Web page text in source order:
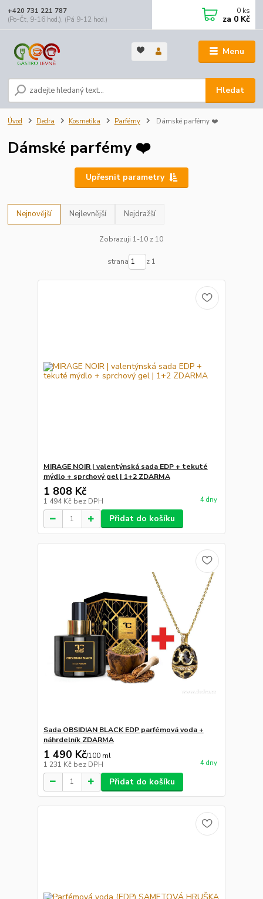
Menu
Hledat
+420 731 221 787
(Po-Čt, 9-16 hod.), (Pá 9-12 hod.)
0 ks
za 0 Kč
Úvod Dedra Kosmetika Parfémy Dámské parfémy ❤️
Dámské parfémy ❤️
Upřesnit parametry
Nejnovější Nejlevnější Nejdražší
Zobrazuji 1-10 z 10
strana z 1
MIRAGE NOIR | valentýnská sada EDP + tekuté
mýdlo + sprchový gel | 1+2 ZDARMA
1 808 Kč
1 494 Kč bez DPH 4 dny
Přidat do košíku
Sada OBSIDIAN BLACK EDP parfémová voda +
náhrdelník ZDARMA
1 490 Kč/100 ml
1 231 Kč bez DPH 4 dny
Přidat do košíku